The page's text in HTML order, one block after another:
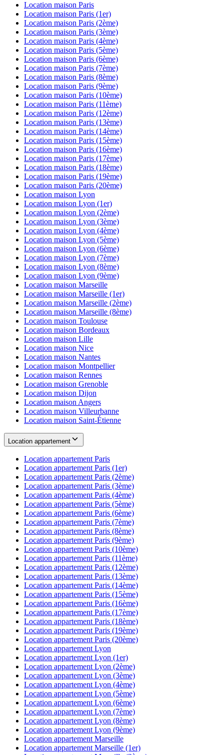
Location maison Paris
Location maison Paris (1er)
Location maison Paris (2ème)
Location maison Paris (3ème)
Location maison Paris (4ème)
Location maison Paris (5ème)
Location maison Paris (6ème)
Location maison Paris (7ème)
Location maison Paris (8ème)
Location maison Paris (9ème)
Location maison Paris (10ème)
Location maison Paris (11ème)
Location maison Paris (12ème)
Location maison Paris (13ème)
Location maison Paris (14ème)
Location maison Paris (15ème)
Location maison Paris (16ème)
Location maison Paris (17ème)
Location maison Paris (18ème)
Location maison Paris (19ème)
Location maison Paris (20ème)
Location maison Lyon
Location maison Lyon (1er)
Location maison Lyon (2ème)
Location maison Lyon (3ème)
Location maison Lyon (4ème)
Location maison Lyon (5ème)
Location maison Lyon (6ème)
Location maison Lyon (7ème)
Location maison Lyon (8ème)
Location maison Lyon (9ème)
Location maison Marseille
Location maison Marseille (1er)
Location maison Marseille (2ème)
Location maison Marseille (8ème)
Location maison Toulouse
Location maison Bordeaux
Location maison Lille
Location maison Nice
Location maison Nantes
Location maison Montpellier
Location maison Rennes
Location maison Grenoble
Location maison Dijon
Location maison Angers
Location maison Villeurbanne
Location maison Saint-Étienne
Location appartement
Location appartement Paris
Location appartement Paris (1er)
Location appartement Paris (2ème)
Location appartement Paris (3ème)
Location appartement Paris (4ème)
Location appartement Paris (5ème)
Location appartement Paris (6ème)
Location appartement Paris (7ème)
Location appartement Paris (8ème)
Location appartement Paris (9ème)
Location appartement Paris (10ème)
Location appartement Paris (11ème)
Location appartement Paris (12ème)
Location appartement Paris (13ème)
Location appartement Paris (14ème)
Location appartement Paris (15ème)
Location appartement Paris (16ème)
Location appartement Paris (17ème)
Location appartement Paris (18ème)
Location appartement Paris (19ème)
Location appartement Paris (20ème)
Location appartement Lyon
Location appartement Lyon (1er)
Location appartement Lyon (2ème)
Location appartement Lyon (3ème)
Location appartement Lyon (4ème)
Location appartement Lyon (5ème)
Location appartement Lyon (6ème)
Location appartement Lyon (7ème)
Location appartement Lyon (8ème)
Location appartement Lyon (9ème)
Location appartement Marseille
Location appartement Marseille (1er)